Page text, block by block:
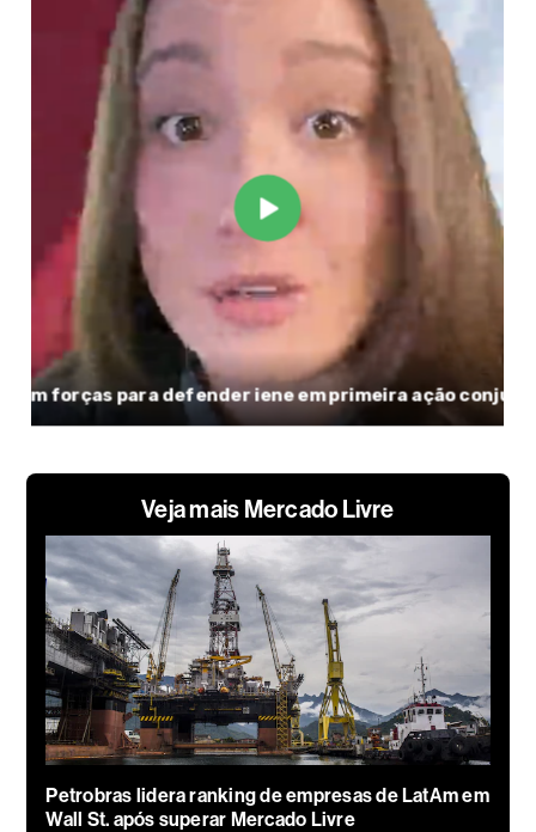
Veja mais Mercado Livre
Petrobras lidera ranking de empresas de LatAm em
Wall St. após superar Mercado Livre